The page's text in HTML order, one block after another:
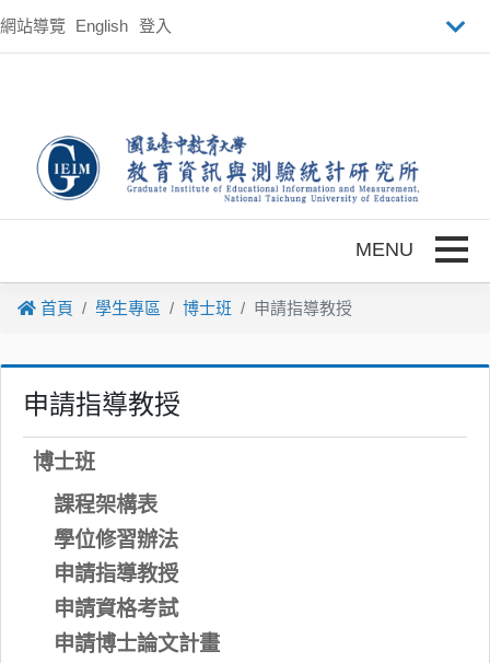
網站導覽 English 登入
首頁 學生專區 博士班 申請指導教授
申請指導教授
博士班
課程架構表
學位修習辦法
申請指導教授
申請資格考試
申請博士論文計畫